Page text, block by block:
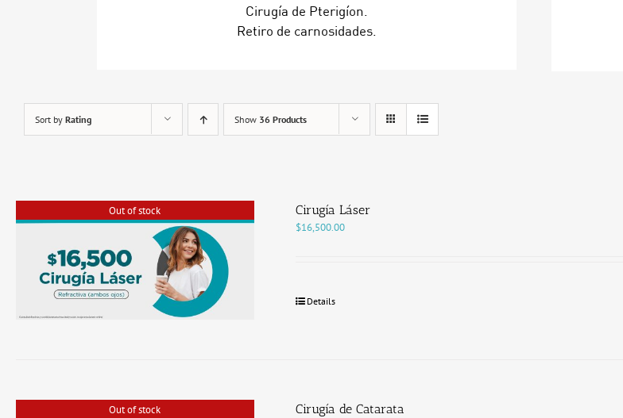
Cirugía de Pterigíon.
Retiro de carnosidades.
Sort by Rating Show 36 Products
Out of stock Cirugía Láser
$16,500.00
Details
Out of stock Cirugía de Catarata